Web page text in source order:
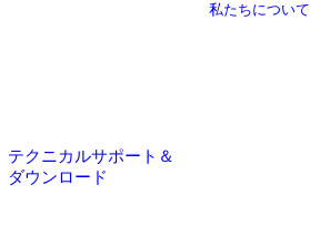
テクニカルサポート＆
ダウンロード
私たちについて